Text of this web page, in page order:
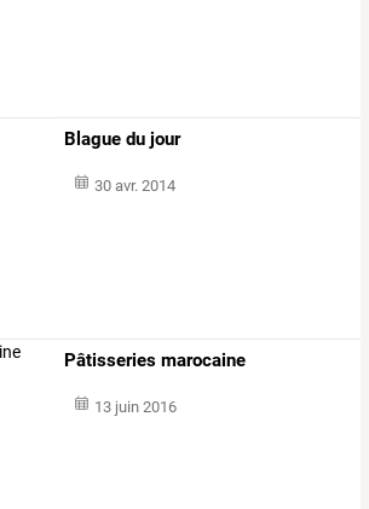
Blague du jour
30 avr. 2014
Pâtisseries marocaine
13 juin 2016